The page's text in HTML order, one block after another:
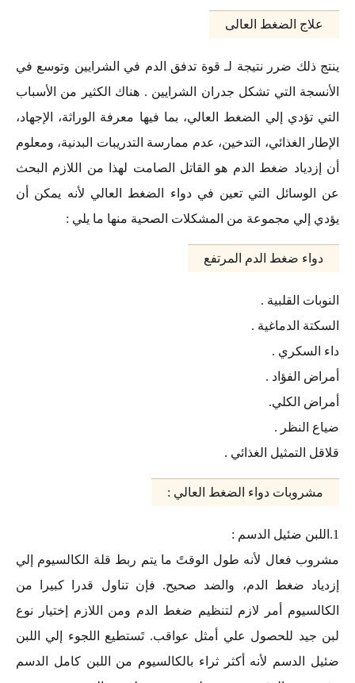
علاج الضغط العالى
ينتج ذلك ضرر نتيجة لـ قوة تدفق الدم في الشرايين وتوسع في
الأنسجة التي تشكل جدران الشرايين . هناك الكثير من الأسباب
التي تؤدي إلي الضغط العالي، بما فيها معرفة الوراثة، الإجهاد،
الإطار الغذائي، التدخين، عدم ممارسة التدريبات البدنية، ومعلوم
أن إزدياد ضغط الدم هو القاتل الصامت لهذا من اللازم البحث
عن الوسائل التي تعين في دواء الضغط العالي لأنه يمكن أن
يؤدي إلي مجموعة من المشكلات الصحية منها ما يلي :
دواء ضغط الدم المرتفع
النوبات القلبية .
السكتة الدماغية .
داء السكري .
أمراض الفؤاد .
أمراض الكلي.
ضياع النظر .
قلاقل التمثيل الغذائي .
مشروبات دواء الضغط العالي :
1.اللبن ضئيل الدسم :
مشروب فعال لأنه طول الوقتً ما يتم ربط قلة الكالسيوم إلي
إزدياد ضغط الدم، والضد صحيح. فإن تناول قدرا كبيرا من
الكالسيوم أمر لازم لتنظيم ضغط الدم ومن اللازم إختيار نوع
لبن جيد للحصول علي أمثل عواقب. تَستطيع اللجوء إلي اللبن
ضئيل الدسم لأنه أكثر ثراء بالكالسيوم من اللبن كامل الدسم